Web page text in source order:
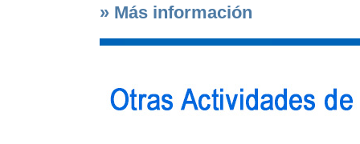
» Más información